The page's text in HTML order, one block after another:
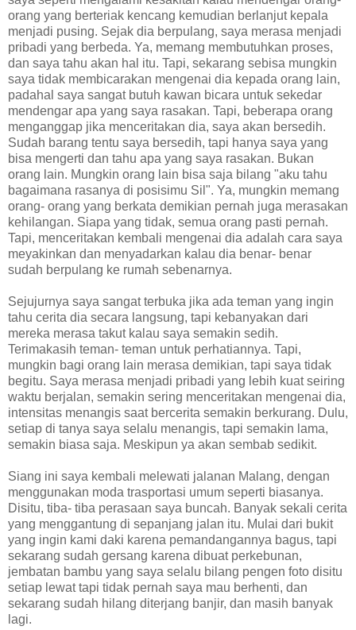
orang yang berteriak kencang kemudian berlanjut kepala
menjadi pusing. Sejak dia berpulang, saya merasa menjadi
pribadi yang berbeda. Ya, memang membutuhkan proses,
dan saya tahu akan hal itu. Tapi, sekarang sebisa mungkin
saya tidak membicarakan mengenai dia kepada orang lain,
padahal saya sangat butuh kawan bicara untuk sekedar
mendengar apa yang saya rasakan. Tapi, beberapa orang
menganggap jika menceritakan dia, saya akan bersedih.
Sudah barang tentu saya bersedih, tapi hanya saya yang
bisa mengerti dan tahu apa yang saya rasakan. Bukan
orang lain. Mungkin orang lain bisa saja bilang "aku tahu
bagaimana rasanya di posisimu Sil". Ya, mungkin memang
orang- orang yang berkata demikian pernah juga merasakan
kehilangan. Siapa yang tidak, semua orang pasti pernah.
Tapi, menceritakan kembali mengenai dia adalah cara saya
meyakinkan dan menyadarkan kalau dia benar- benar
sudah berpulang ke rumah sebenarnya.
Sejujurnya saya sangat terbuka jika ada teman yang ingin
tahu cerita dia secara langsung, tapi kebanyakan dari
mereka merasa takut kalau saya semakin sedih.
Terimakasih teman- teman untuk perhatiannya. Tapi,
mungkin bagi orang lain merasa demikian, tapi saya tidak
begitu. Saya merasa menjadi pribadi yang lebih kuat seiring
waktu berjalan, semakin sering menceritakan mengenai dia,
intensitas menangis saat bercerita semakin berkurang. Dulu,
setiap di tanya saya selalu menangis, tapi semakin lama,
semakin biasa saja. Meskipun ya akan sembab sedikit.
Siang ini saya kembali melewati jalanan Malang, dengan
menggunakan moda trasportasi umum seperti biasanya.
Disitu, tiba- tiba perasaan saya buncah. Banyak sekali cerita
yang menggantung di sepanjang jalan itu. Mulai dari bukit
yang ingin kami daki karena pemandangannya bagus, tapi
sekarang sudah gersang karena dibuat perkebunan,
jembatan bambu yang saya selalu bilang pengen foto disitu
setiap lewat tapi tidak pernah saya mau berhenti, dan
sekarang sudah hilang diterjang banjir, dan masih banyak
lagi.